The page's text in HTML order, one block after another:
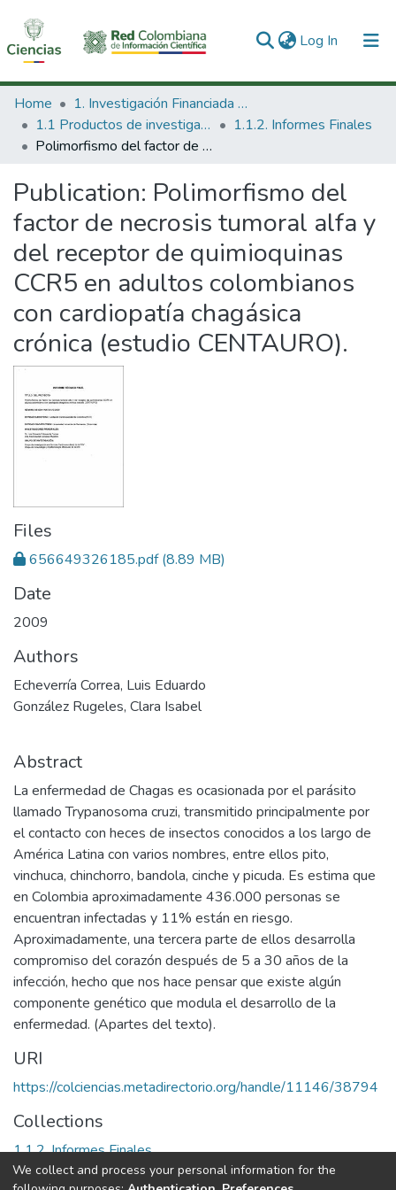
Log In (current)
Communities & Collections
All of DSpace
Home
1. Investigación Financiada con Recursos Públicos
1.1 Productos de investigación
1.1.2. Informes Finales
Polimorfismo del factor de necrosis tumoral alfa y del receptor de quimioquinas CCR5 en adultos colombianos con cardiopatía chagásica crónica (estudio CENTAURO).
Publication: Polimorfismo del
factor de necrosis tumoral alfa y
del receptor de quimioquinas
CCR5 en adultos colombianos
con cardiopatía chagásica
crónica (estudio CENTAURO).
Files
656649326185.pdf(8.89 MB)
Date
2009
Authors
Echeverría Correa, Luis Eduardo
González Rugeles, Clara Isabel
Abstract
La enfermedad de Chagas es ocasionada por el parásito
llamado Trypanosoma cruzi, transmitido principalmente por
el contacto con heces de insectos conocidos a los largo de
América Latina con varios nombres, entre ellos pito,
vinchuca, chinchorro, bandola, cinche y picuda. Es estima que
en Colombia aproximadamente 436.000 personas se
encuentran infectadas y 11% están en riesgo.
Aproximadamente, una tercera parte de ellos desarrolla
compromiso del corazón después de 5 a 30 años de la
infección, hecho que nos hace pensar que existe algún
componente genético que modula el desarrollo de la
enfermedad. (Apartes del texto).
URI
https://colciencias.metadirectorio.org/handle/11146/38794
Collections
1.1.2. Informes Finales
We collect and process your personal information for the